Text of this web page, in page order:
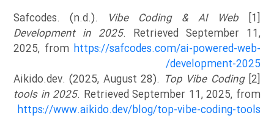
[1] Safcodes. (n.d.).
Vibe Coding & AI Web
Development in 2025. Retrieved September 11,
2025, from https://safcodes.com/ai-powered-web-
development-2025/
[2] Aikido.dev. (2025, August 28).
Top Vibe Coding
tools in 2025. Retrieved September 11, 2025, from
https://www.aikido.dev/blog/top-vibe-coding-tools